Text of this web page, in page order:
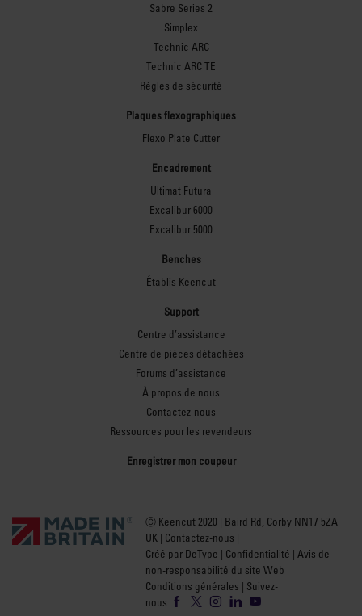
Sabre Series 2
Simplex
Technic ARC
Technic ARC TE
Règles de sécurité
Plaques flexographiques
Flexo Plate Cutter
Encadrement
Ultimat Futura
Excalibur 6000
Excalibur 5000
Benches
Établis Keencut
Support
Centre d’assistance
Centre de pièces détachées
Forums d’assistance
À propos de nous
Contactez-nous
Ressources pour les revendeurs
Enregistrer mon coupeur
Ⓒ Keencut 2020 | Baird Rd, Corby NN17 5ZA
UK | Contactez-nous |
Créé par DeType | Confidentialité | Avis de
non-responsabilité du site Web
Conditions générales | Suivez-
nous